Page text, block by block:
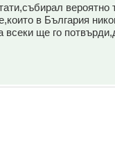
вероятно
в България
всеки ще го